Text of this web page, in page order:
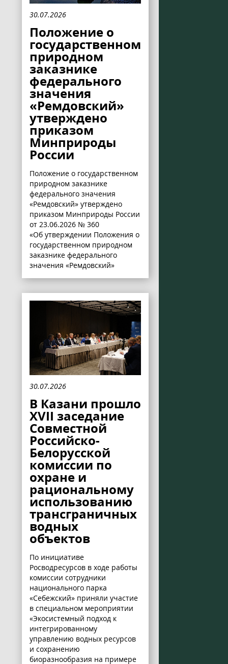
30.07.2026
Положение о
государственном
природном
заказнике
федерального
значения
«Ремдовский»
утверждено
приказом
Минприроды
России
Положение о государственном
природном заказнике
федерального значения
«Ремдовский» утверждено
приказом Минприроды России
от 23.06.2026 № 360
«Об утверждении Положения о
государственном природном
заказнике федерального
значения «Ремдовский»
30.07.2026
В Казани прошло
XVII заседание
Совместной
Российско-
Белорусской
комиссии по
охране и
рациональному
использованию
трансграничных
водных
объектов
По инициативе
Росводресурсов в ходе работы
комиссии сотрудники
национального парка
«Себежский» приняли участие
в специальном мероприятии
«Экосистемный подход к
интегрированному
управлению водных ресурсов
и сохранению
биоразнообразия на примере